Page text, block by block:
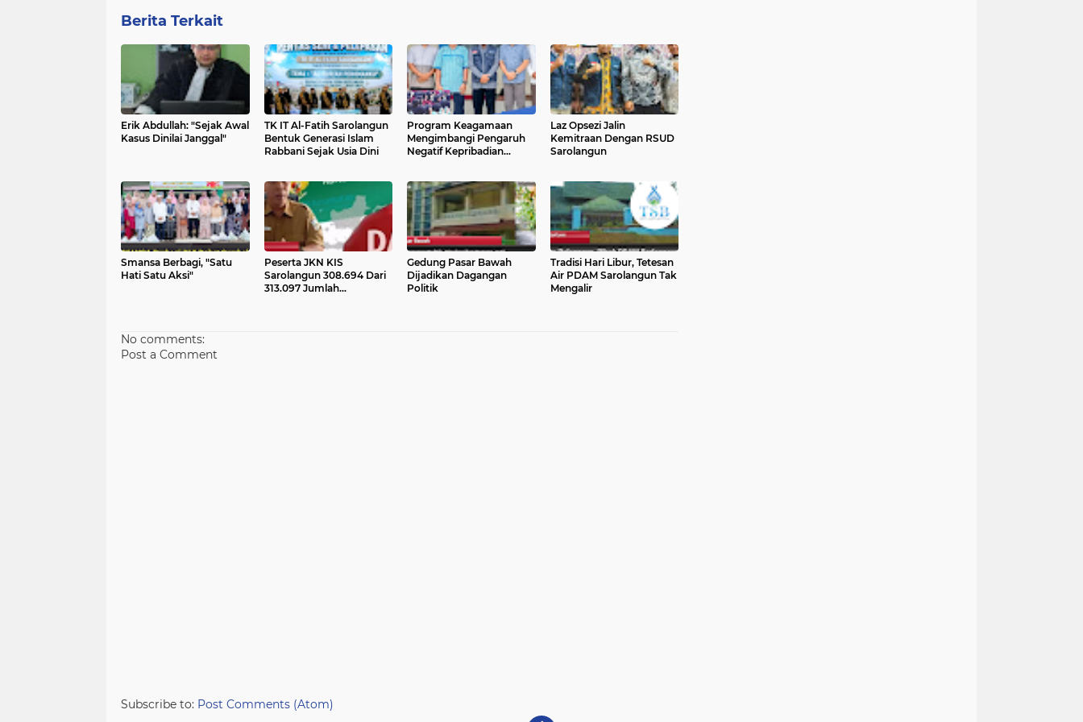
Berita Terkait
Erik Abdullah: "Sejak Awal
Kasus Dinilai Janggal"
TK IT Al-Fatih Sarolangun
Bentuk Generasi Islam
Rabbani Sejak Usia Dini
Program Keagamaan
Mengimbangi Pengaruh
Negatif Kepribadian
Laz Opsezi Jalin
Kemitraan Dengan RSUD
Sarolangun
Smansa Berbagi, "Satu
Hati Satu Aksi"
Peserta JKN KIS
Sarolangun 308.694 Dari
313.097 Jumlah
Gedung Pasar Bawah
Dijadikan Dagangan
Politik
Tradisi Hari Libur, Tetesan
Air PDAM Sarolangun Tak
Mengalir
No comments:
Post a Comment
Subscribe to: Post Comments (Atom)